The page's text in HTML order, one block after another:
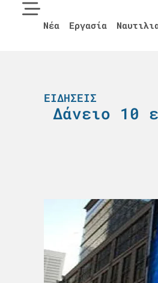
Νέα Εργασία
ΕΙΔΉΣΕΙΣ
Δάνειο 10